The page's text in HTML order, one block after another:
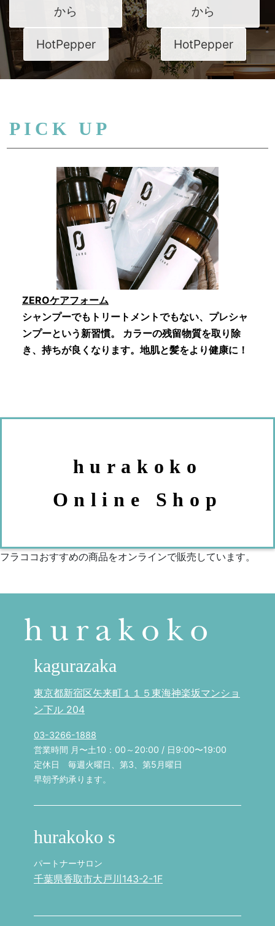
から
HotPepper
から
HotPepper
PICK UP
ZEROケアフォーム
シャンプーでもトリートメントでもない、プレシャ
ンプーという新習慣。 カラーの残留物質を取り除
き、持ちが良くなります。地肌と髪をより健康に！
hurakoko
Online Shop
フラココおすすめの商品をオンラインで販売しています。
kagurazaka
東京都新宿区矢来町１１５東海神楽坂マンショ
ン下ル 204
03-3266-1888
営業時間 月〜土10：00～20:00 / 日9:00〜19:00
定休日 毎週火曜日、第3、第5月曜日
早朝予約承ります。
hurakoko s
パートナーサロン
千葉県香取市大戸川143-2-1F